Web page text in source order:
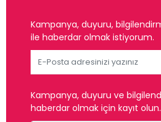
Kampanya, duyuru,
ile haberdar olmak istiyorum.
Kampanya, duyuru ve
haberdar olmak için kayıt olun.